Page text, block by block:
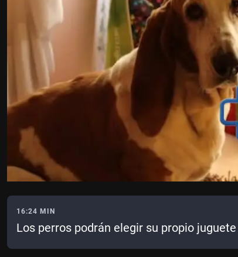
16:24 MIN
Los perros podrán elegir su propio